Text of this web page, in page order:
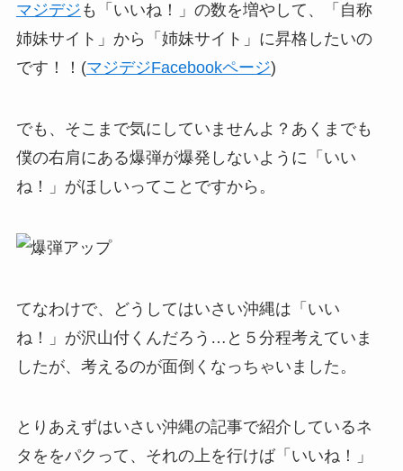
マジデジ も「いいね！」の数を増やして、「自称
姉妹サイト」から「姉妹サイト」に昇格したいの
です！！(マジデジFacebookページ)
でも、そこまで気にしていませんよ？あくまでも
僕の右肩にある爆弾が爆発しないように「いい
ね！」がほしいってことですから。
てなわけで、どうしてはいさい沖縄は「いい
ね！」が沢山付くんだろう…と５分程考えていま
したが、考えるのが面倒くなっちゃいました。
とりあえずはいさい沖縄の記事で紹介しているネ
タををパクって、それの上を行けば「いいね！」